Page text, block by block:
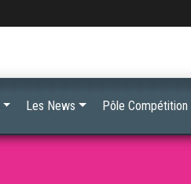
Les News Pôle Compétition